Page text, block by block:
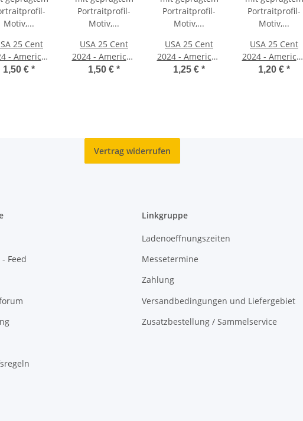
25 Cent
- American
Quarter
1,50 € *
USA 25 Cent
2024 - American
Women Quarter
1,50 € *
USA 25 Cent
2024 - American
Women Quarter
1,25 € *
USA 25 Cent
2024 - American
Women Quarter
1,20 € *
Vertrag widerrufen
- Feed
Linkgruppe
Ladenoeffnungszeiten
Messetermine
Zahlung
Versandbedingungen und Liefergebiet
Zusatzbestellung / Sammelservice